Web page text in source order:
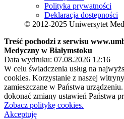
Polityka prywatności
Deklaracja dostępności
© 2012-2025 Uniwersytet
Treść pochodzi z serwisu
Medyczny w Białymstoku
Data wydruku: 07.08.2026 12:16
W celu świadczenia usług na
cookies. Korzystanie z naszej
zamieszczane w Państwa
dokonać zmiany ustawień Państwa
Zobacz politykę cookies.
Akceptuję